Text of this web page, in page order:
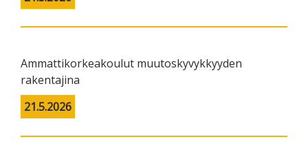
Ammattikorkeakoulut muutoskyvykkyyden
rakentajina
21.5.2026